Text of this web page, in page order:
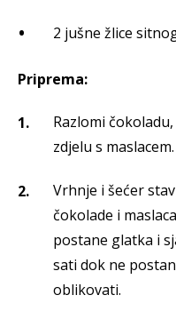
2 jušne žlice
Priprema:
Razlomi
zdjelu s maslacem.
Vrhnje i šećer
čokolade i
postane glatka i
sati dok ne
oblikovati.